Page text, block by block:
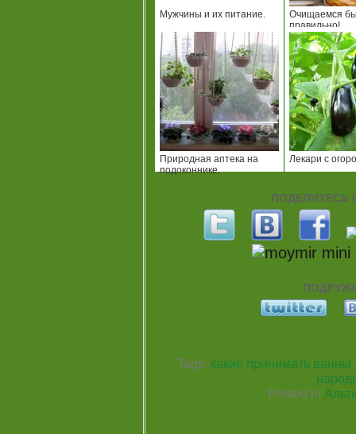
Мужчины и их питание.
Очищаемся
правильно!
Природная аптека на
подоконнике.
Лекари с
ПОДЕЛИТЕСЬ
Tags: какие принимать ванны
Posted in